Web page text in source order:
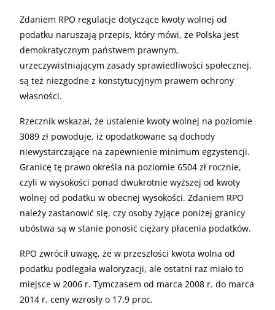
Zdaniem RPO regulacje dotyczące kwoty wolnej od
podatku naruszają przepis, który mówi, że Polska jest
demokratycznym państwem prawnym,
urzeczywistniającym zasady sprawiedliwości społecznej,
są też niezgodne z konstytucyjnym prawem ochrony
własności.
Rzecznik wskazał, że ustalenie kwoty wolnej na poziomie
3089 zł powoduje, iż opodatkowane są dochody
niewystarczające na zapewnienie minimum egzystencji.
Granicę tę prawo określa na poziomie 6504 zł rocznie,
czyli w wysokości ponad dwukrotnie wyższej od kwoty
wolnej od podatku w obecnej wysokości. Zdaniem RPO
należy zastanowić się, czy osoby żyjące poniżej granicy
ubóstwa są w stanie ponosić ciężary płacenia podatków.
RPO zwrócił uwagę, że w przeszłości kwota wolna od
podatku podlegała waloryzacji, ale ostatni raz miało to
miejsce w 2006 r. Tymczasem od marca 2008 r. do marca
2014 r. ceny wzrosły o 17,9 proc.